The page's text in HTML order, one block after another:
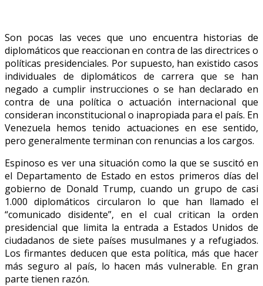
Son pocas las veces que uno encuentra historias de
diplomáticos que reaccionan en contra de las directrices o
políticas presidenciales. Por supuesto, han existido casos
individuales de diplomáticos de carrera que se han
negado a cumplir instrucciones o se han declarado en
contra de una política o actuación internacional que
consideran inconstitucional o inapropiada para el país. En
Venezuela hemos tenido actuaciones en ese sentido,
pero generalmente terminan con renuncias a los cargos.
Espinoso es ver una situación como la que se suscitó en
el Departamento de Estado en estos primeros días del
gobierno de Donald Trump, cuando un grupo de casi
1.000 diplomáticos circularon lo que han llamado el
“comunicado disidente”, en el cual critican la orden
presidencial que limita la entrada a Estados Unidos de
ciudadanos de siete países musulmanes y a refugiados.
Los firmantes deducen que esta política, más que hacer
más seguro al país, lo hacen más vulnerable. En gran
parte tienen razón.